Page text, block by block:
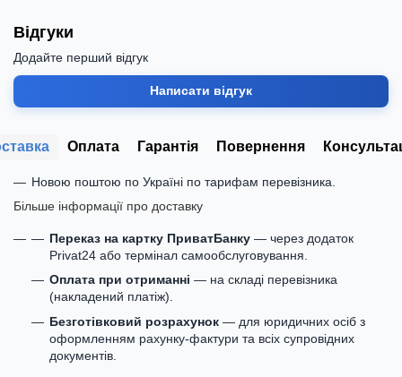
Відгуки
Додайте перший відгук
Написати відгук
Оплата Гарантія Повернення
Новою поштою по Україні по тарифам перевізника.
Більше інформації про доставку
Переказ на картку ПриватБанку — через додаток
Privat24 або термінал самообслуговування.
Оплата при отриманні — на складі перевізника
(накладений платіж).
Безготівковий розрахунок — для юридичних осіб з
оформленням рахунку-фактури та всіх супровідних
документів.